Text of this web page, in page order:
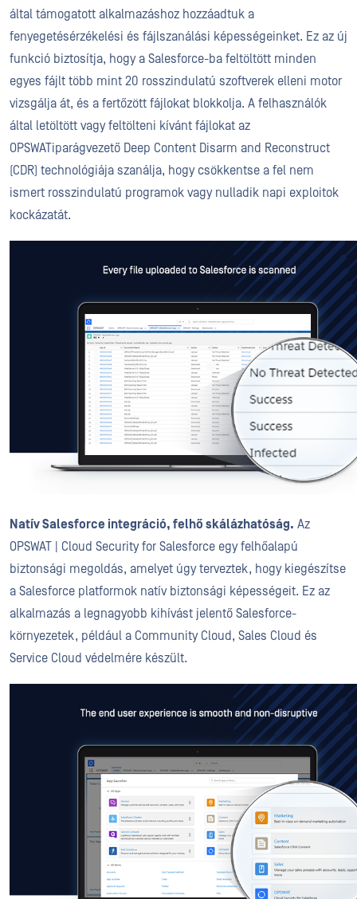
által támogatott alkalmazáshoz hozzáadtuk a
fenyegetésérzékelési és fájlszanálási képességeinket. Ez az új
funkció biztosítja, hogy a Salesforce-ba feltöltött minden
egyes fájlt több mint 20 rosszindulatú szoftverek elleni motor
vizsgálja át, és a fertőzött fájlokat blokkolja. A felhasználók
által letöltött vagy feltölteni kívánt fájlokat az
OPSWATiparágvezető Deep Content Disarm and Reconstruct
(CDR) technológiája szanálja, hogy csökkentse a fel nem
ismert rosszindulatú programok vagy nulladik napi exploitok
kockázatát.
Natív Salesforce integráció, felhő skálázhatóság. Az
OPSWAT | Cloud Security for Salesforce egy felhőalapú
biztonsági megoldás, amelyet úgy terveztek, hogy kiegészítse
a Salesforce platformok natív biztonsági képességeit. Ez az
alkalmazás a legnagyobb kihívást jelentő Salesforce-
környezetek, például a Community Cloud, Sales Cloud és
Service Cloud védelmére készült.